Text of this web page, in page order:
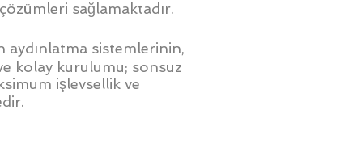
sağlamaktadır.
aydınlatma sistemlerinin,
kolay kurulumu; sonsuz
işlevsellik ve